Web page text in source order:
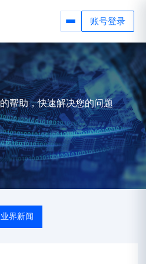
账号登录
帮助，快速解决您的问题
业界新闻